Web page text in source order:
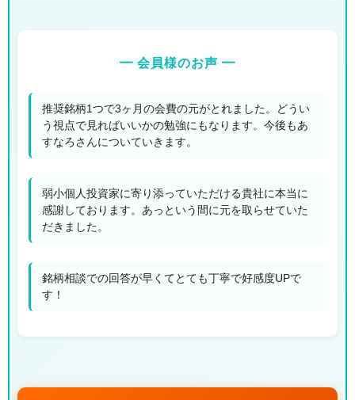
━ 会員様のお声 ━
推奨銘柄1つで3ヶ月の会費の元がとれました。どうい
う視点で見ればいいかの勉強にもなります。今後もあ
すなろさんについていきます。
弱小個人投資家に寄り添っていただける貴社に本当に
感謝しております。あっという間に元を取らせていた
だきました。
銘柄相談での回答が早くてとても丁寧で好感度UPで
す！